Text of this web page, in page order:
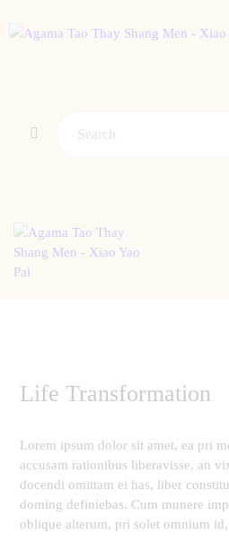
BERANDA
PUTI
GALERI
Life Transformation
Lorem ipsum dolor sit amet, ea pri
accusam rationibus liberavisse, an
docendi omittam ei has, liber
doming definiebas. Cum munere
oblique alterum, pri solet omnium